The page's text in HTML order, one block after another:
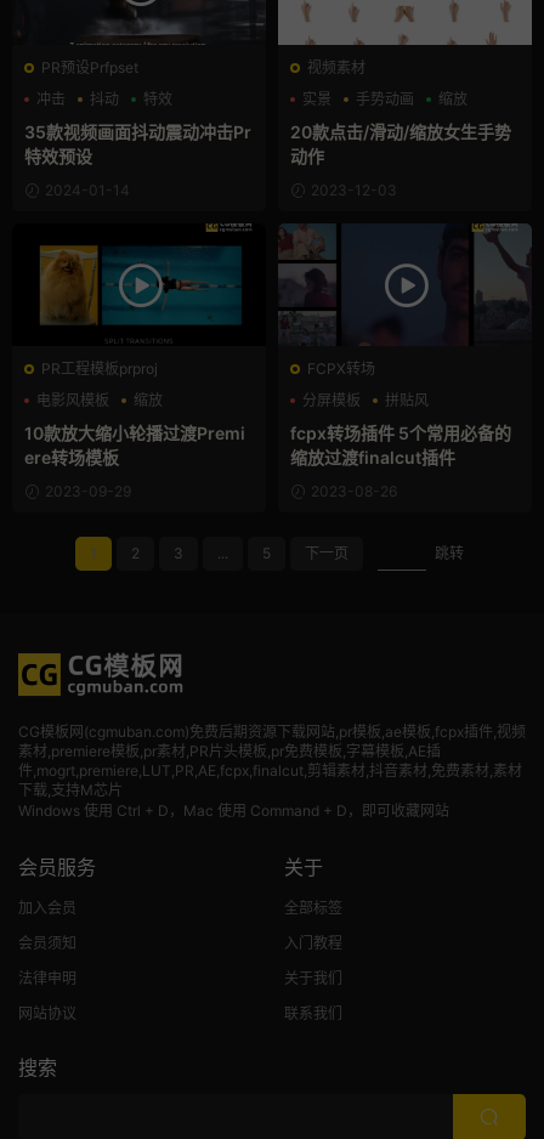
PR预设Prfpset
冲击
抖动 特效
35款视频画面抖动震动冲击Pr
特效预设
2024-01-14
视频素材
实景
手势动画 缩放
20款点击/滑动/缩放女生手势
动作
2023-12-03
PR工程模板prproj
电影风模板
缩放
转场模板
10款放大缩小轮播过渡Premi
ere转场模板
2023-09-29
FCPX转场
分屏模板
拼贴风
支持Intel+M芯片
fcpx转场插件 5个常用必备的
缩放过渡finalcut插件
2023-08-26
1 2 3 ... 5 下一页 跳转
CG模板网(cgmuban.com)免费后期资源下载网站,pr模板,ae模板,fcpx插件,视频
素材,premiere模板,pr素材,PR片头模板,pr免费模板,字幕模板,AE插
件,mogrt,premiere,LUT,PR,AE,fcpx,finalcut,剪辑素材,抖音素材,免费素材,素材
下载,支持M芯片
Windows 使用 Ctrl + D，Mac 使用 Command + D，即可收藏网站
会员服务
加入会员
会员须知
法律申明
网站协议
关于
全部标签
入门教程
关于我们
联系我们
搜索